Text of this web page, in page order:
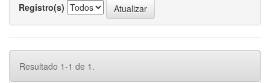
Registro(s)
Resultado 1-1 de 1.